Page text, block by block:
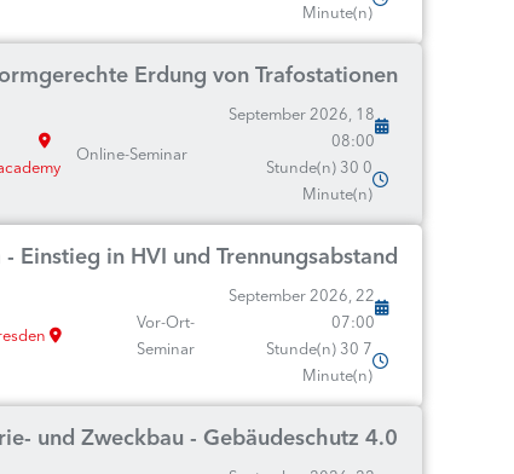
Minute(n)
Erdung von Trafostationen
18 September 2026,
08:00
0 Stunde(n) 30
Minute(n)
Online-Seminar
Einstieg in HVI und Trennungsabstand
22 September 2026,
07:00
7 Stunde(n) 30
Minute(n)
Vor-Ort-
Seminar
und Zweckbau - Gebäudeschutz 4.0